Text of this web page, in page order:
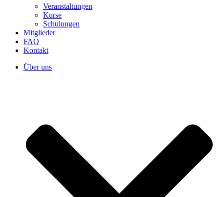
Veranstaltungen
Kurse
Schulungen
Mitglieder
FAQ
Kontakt
Über uns